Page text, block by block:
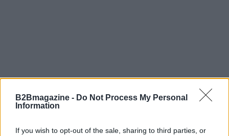
B2Bmagazine - Do Not Process My Personal
Information
If you wish to opt-out of the sale, sharing to third parties, or